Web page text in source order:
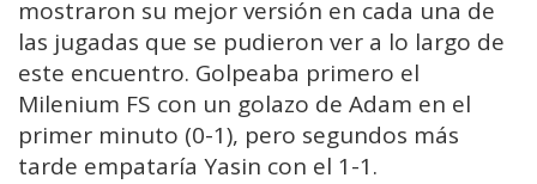
mostraron su mejor versión en cada una de
las jugadas que se pudieron ver a lo largo de
este encuentro. Golpeaba primero el
Milenium FS con un golazo de Adam en el
primer minuto (0-1), pero segundos más
tarde empataría Yasin con el 1-1.